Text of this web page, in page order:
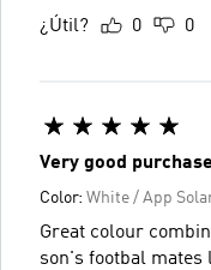
¿Útil? 0 0
Very good purchase
Color: White / App
Great colour
son's footbal mates